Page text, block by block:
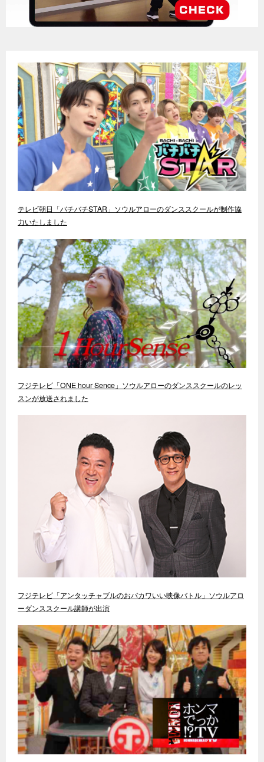
テレビ朝日「バチバチSTAR」ソウルアローのダンススクールが制作協
力いたしました
フジテレビ「ONE hour Sence」ソウルアローのダンススクールのレッ
スンが放送されました
フジテレビ「アンタッチャブルのおバカワいい映像バトル」ソウルアロ
ーダンススクール講師が出演